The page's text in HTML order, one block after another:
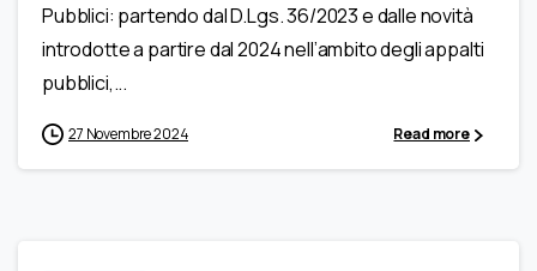
Pubblici: partendo dal D.Lgs. 36/2023 e dalle novità
introdotte a partire dal 2024 nell’ambito degli appalti
pubblici,...
27 Novembre 2024 Read more